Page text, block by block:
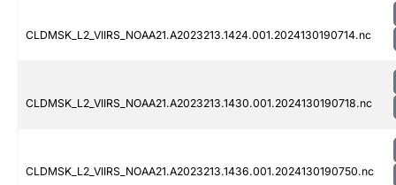
CLDMSK_L2_VIIRS_NOAA21.A2023213.1424.001.2024130190714.nc
CLDMSK_L2_VIIRS_NOAA21.A2023213.1430.001.2024130190718.nc
CLDMSK_L2_VIIRS_NOAA21.A2023213.1436.001.2024130190750.nc